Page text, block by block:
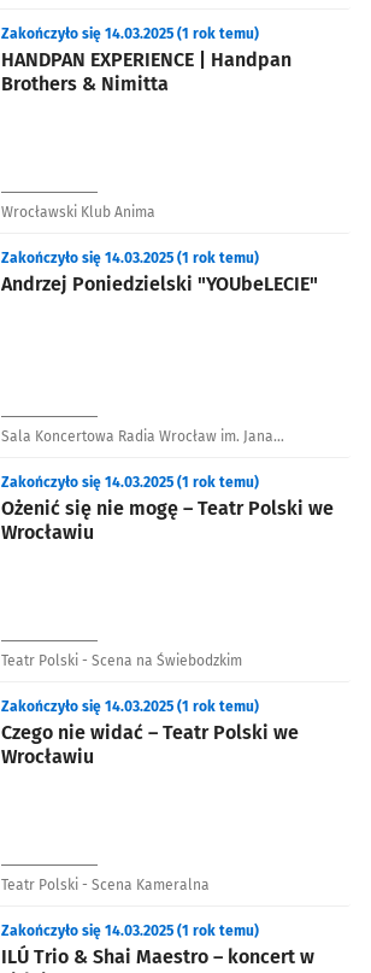
HANDPAN EXPERIENCE | Handpan
Brothers & Nimitta
Zakończyło się 14.03.2025 (1 rok temu)
Wrocławski Klub Anima
Andrzej Poniedzielski "YOUbeLECIE"
Zakończyło się 14.03.2025 (1 rok temu)
Sala Koncertowa Radia Wrocław im. Jana
Ożenić się nie mogę – Teatr Polski we
Wrocławiu
Zakończyło się 14.03.2025 (1 rok temu)
Teatr Polski - Scena na Świebodzkim
Czego nie widać – Teatr Polski we
Wrocławiu
Zakończyło się 14.03.2025 (1 rok temu)
Teatr Polski - Scena Kameralna
ILÚ Trio & Shai Maestro – koncert w
Zakończyło się 14.03.2025 (1 rok temu)